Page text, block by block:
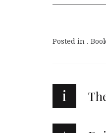
Posted in .
i